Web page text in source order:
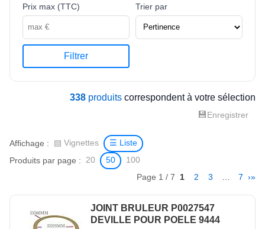
Prix max (TTC) Trier par
Filtrer
338 produits correspondent à votre sélection
💾Enregistrer
Affichage : ▤ Vignettes ☰ Liste
Produits par page : 20 50 100
Page 1 / 7 1 2 3 7 ›»
JOINT BRULEUR P0027547
DEVILLE POUR POELE 9444